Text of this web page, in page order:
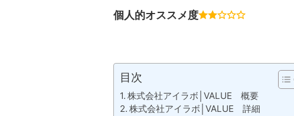
個人的オススメ度
目次
株式会社アイラボ│VALUE 概要
株式会社アイラボ│VALUE 詳細